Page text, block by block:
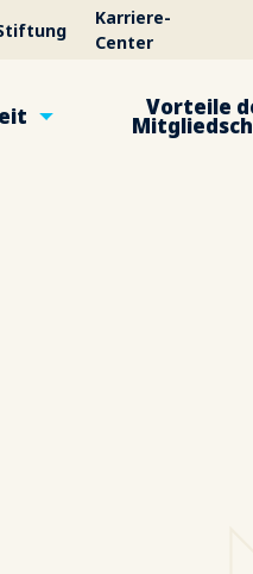
Karriere-
Center
Vorteile